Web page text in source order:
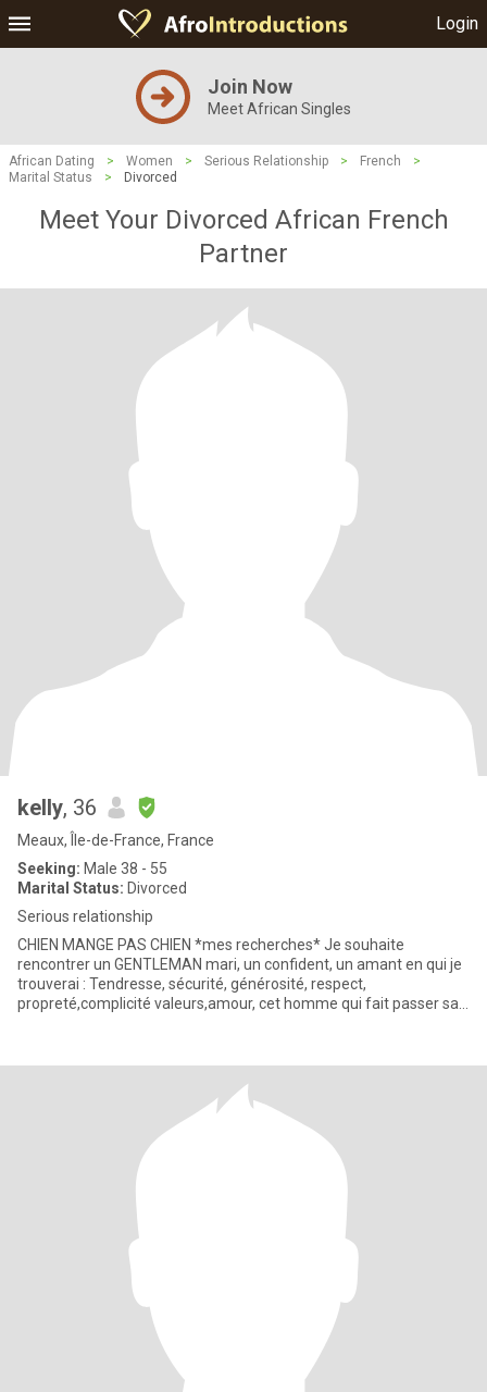
Login
Join Now
Meet African Singles
African Dating > Women > Serious Relationship > French
>
Marital Status
> Divorced
Meet Your Divorced African French
Partner
kelly, 36
Meaux, Île-de-France, France
Seeking: Male 38 - 55
Marital Status: Divorced
Serious relationship
CHIEN MANGE PAS CHIEN *mes recherches* Je souhaite
rencontrer un GENTLEMAN mari, un confident, un amant en qui je
trouverai : Tendresse, sécurité, générosité, respect,
propreté,complicité valeurs,amour, cet homme qui fait passer sa